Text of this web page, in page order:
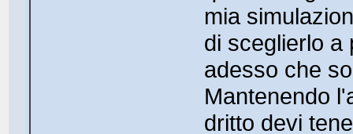
mia
di sceglierlo a
adesso che
Mantenendo
dritto devi